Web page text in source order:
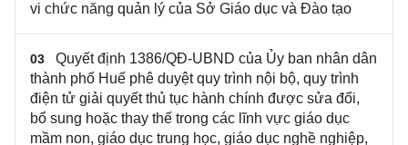
vi chức năng quản lý của Sở Giáo dục và Đào tạo
03
Quyết định 1386/QĐ-UBND của Ủy ban nhân dân
thành phố Huế phê duyệt quy trình nội bộ, quy trình
điện tử giải quyết thủ tục hành chính được sửa đổi,
bổ sung hoặc thay thế trong các lĩnh vực giáo dục
mầm non, giáo dục trung học, giáo dục nghề nghiệp,